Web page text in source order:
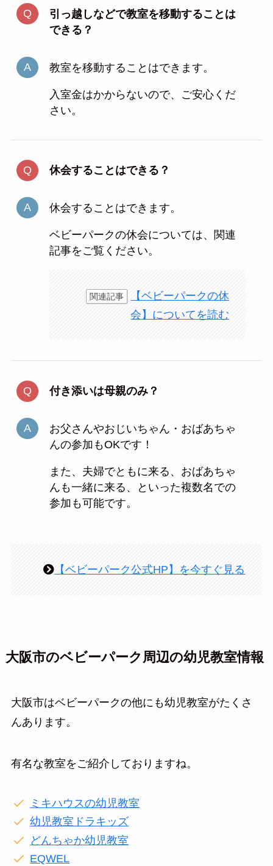
引っ越しなどで教室を移動することは
できる？
教室を移動することはできます。
入室金はかからないので、ご安心くだ
さい。
休会することはできる？
休会することはできます。
ベビーパークの休会については、関連
記事をご覧ください。
関連記事
【ベビーパークの休
会】についてを読む
付き添いは母親のみ？
お父さんやおじいちゃん・おばあちゃ
んの参加もOKです！
また、夫婦でともに来る、おばあちゃ
んも一緒に来る、といった複数名での
参加も可能です。
【ベビーパーク公式HP】を今すぐ見る
大阪市のベビーパーク周辺の幼児教室情報
大阪市はベビーパークの他にも幼児教室がたくさ
んあります。
有名な教室をご紹介しておりますね。
ミキハウスの幼児教室
幼児教室ドラキッズ
どんちゃか幼児教室
EQWEL